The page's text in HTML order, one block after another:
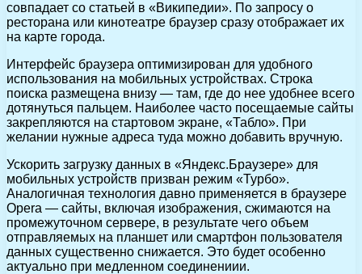
совпадает со статьей в «Википедии». По запросу о
ресторана или кинотеатре браузер сразу отображает их
на карте города.
Интерфейс браузера оптимизирован для удобного
использования на мобильных устройствах. Строка
поиска размещена внизу — там, где до нее удобнее всего
дотянуться пальцем. Наиболее часто посещаемые сайты
закрепляются на стартовом экране, «Табло». При
желании нужные адреса туда можно добавить вручную.
Ускорить загрузку данных в «Яндекс.Браузере» для
мобильных устройств призван режим «Турбо».
Аналогичная технология давно применяется в браузере
Opera — сайты, включая изображения, сжимаются на
промежуточном сервере, в результате чего объем
отправляемых на планшет или смартфон пользователя
данных существенно снижается. Это будет особенно
актуально при медленном соединениии.